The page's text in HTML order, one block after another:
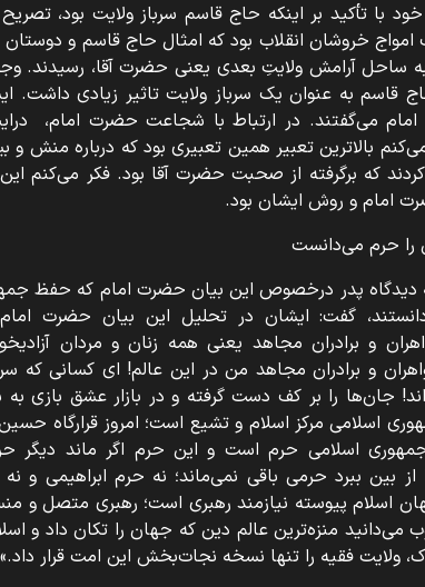
تأکید بر اینکه حاج قاسم سرباز ولایت بود، تصریح
امواج خروشان انقلاب بود که امثال حاج قاسم و
ساحل آرامش ولایتِ بعدی یعنی حضرت آقا، رسیدند.
قاسم به عنوان یک سرباز ولایت تاثیر زیادی داشت.
می‌گفتند. در ارتباط با شجاعت حضرت امام،
بالاترین تعبیر همین تعبیری بود که درباره منش و
که برگرفته از صحبت حضرت آقا بود. فکر می‌کنم
امام و روش ایشان بود.
را حرم می‌دانست
به دیدگاه پدر درخصوص این بیان حضرت امام که حفظ
گفت: ایشان در تحلیل این بیان حضرت
و برادران مجاهد یعنی همه زنان و مردان
و برادران مجاهد من در این عالم! ای کسانی که
جان‌ها را بر کف دست گرفته و در بازار عشق بازی
اسلامی مرکز اسلام و تشیع است؛ امروز قرارگاه
اسلامی حرم است و این حرم اگر ماند دیگر
بین ببرد حرمی باقی نمی‌ماند؛ نه حرم ابراهیمی و
اسلام پیوسته نیازمند رهبری است؛ رهبری متصل و
منزه‌ترین عالم دین که جهان را تکان داد و
ولایت فقیه را تنها نسخه نجات‌بخش این امت قرار داد.»